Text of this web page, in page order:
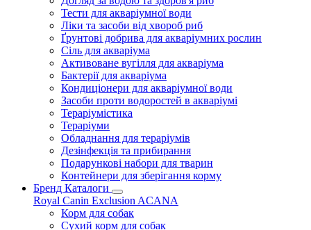
Тести для акваріумної води
Ліки та засоби від хвороб риб
Ґрунтові добрива для акваріумних рослин
Сіль для акваріума
Активоване вугілля для акваріума
Бактерії для акваріума
Кондиціонери для акваріумної води
Засоби проти водоростей в акваріумі
Тераріумістика
Тераріуми
Обладнання для тераріумів
Дезінфекція та прибирання
Подарункові набори для тварин
Контейнери для зберігання корму
Бренд Каталоги
Royal Canin Exclusion ACANA
Корм для собак
Сухий корм для собак